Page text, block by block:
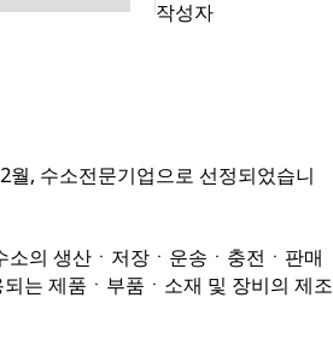
작성자
월, 수소전문기업으로 선정되었습니
의 생산ㆍ저장ㆍ운송ㆍ충전ㆍ판매
는 제품ㆍ부품ㆍ소재 및 장비의 제조